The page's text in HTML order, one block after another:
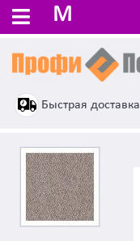
M
Быстрая доставка